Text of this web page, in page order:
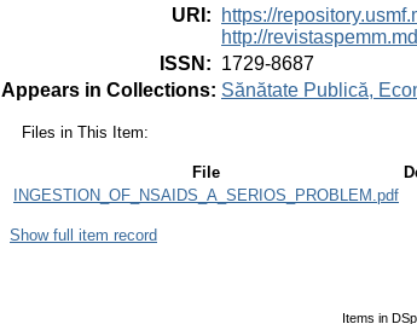
URI :
https://
http://
ISSN : 1729-8687
Appears in Collections: Sănătate Publică,
Files in This Item:
File
INGESTION_OF_NSAIDS_A_SERIOS_PROBLEM.pdf
Show full item record
Items in